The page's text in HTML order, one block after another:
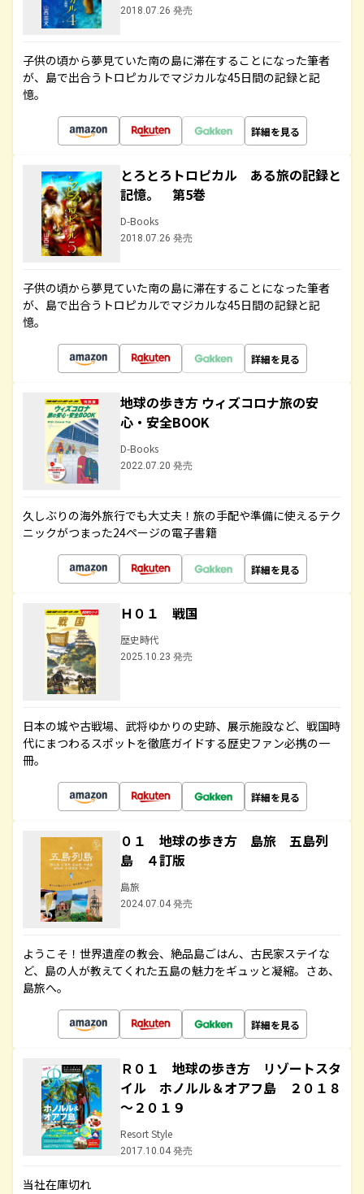
2018.07.26 発売
子供の頃から夢見ていた南の島に滞在することになった筆者
が、島で出合うトロピカルでマジカルな45日間の記録と記
憶。
詳細を見る
とろとろトロピカル ある旅の記録と
記憶。 第5巻
D-Books
2018.07.26 発売
子供の頃から夢見ていた南の島に滞在することになった筆者
が、島で出合うトロピカルでマジカルな45日間の記録と記
憶。
詳細を見る
地球の歩き方 ウィズコロナ旅の安
心・安全BOOK
D-Books
2022.07.20 発売
久しぶりの海外旅行でも大丈夫！旅の手配や準備に使えるテク
ニックがつまった24ページの電子書籍
詳細を見る
Ｈ０１ 戦国
歴史時代
2025.10.23 発売
日本の城や古戦場、武将ゆかりの史跡、展示施設など、戦国時
代にまつわるスポットを徹底ガイドする歴史ファン必携の一
冊。
詳細を見る
０１ 地球の歩き方 島旅 五島列
島 ４訂版
島旅
2024.07.04 発売
ようこそ！世界遺産の教会、絶品島ごはん、古民家ステイな
ど、島の人が教えてくれた五島の魅力をギュッと凝縮。さあ、
島旅へ。
詳細を見る
Ｒ０１ 地球の歩き方 リゾートスタ
イル ホノルル＆オアフ島 ２０１８
～２０１９
Resort Style
2017.10.04 発売
当社在庫切れ